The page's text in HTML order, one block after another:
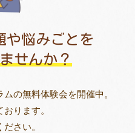
や悩みごとを
せんか？
ムの無料体験会を開催中。
ります。
さい。